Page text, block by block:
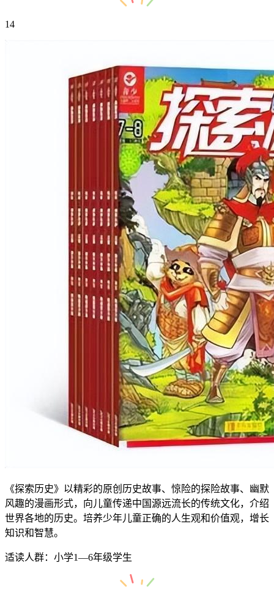
14
《探索历史》以精彩的原创历史故事、惊险的探险故事、幽默
风趣的漫画形式，向儿童传递中国源远流长的传统文化，介绍
世界各地的历史。培养少年儿童正确的人生观和价值观，增长
知识和智慧。
适读人群：小学1—6年级学生